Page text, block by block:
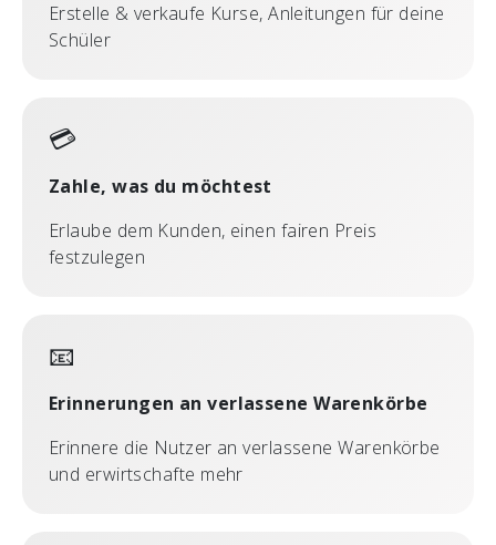
Erstelle & verkaufe Kurse, Anleitungen für deine
Schüler
💳
Zahle, was du möchtest
Erlaube dem Kunden, einen fairen Preis
festzulegen
📧
Erinnerungen an verlassene Warenkörbe
Erinnere die Nutzer an verlassene Warenkörbe
und erwirtschafte mehr